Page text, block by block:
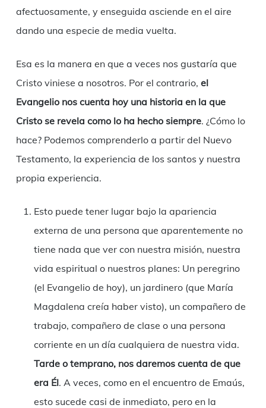
afectuosamente, y enseguida asciende en el aire
dando una especie de media vuelta.
Esa es la manera en que a veces nos gustaría que
Cristo viniese a nosotros. Por el contrario, el
Evangelio nos cuenta hoy una historia en la que
Cristo se revela como lo ha hecho siempre. ¿Cómo lo
hace? Podemos comprenderlo a partir del Nuevo
Testamento, la experiencia de los santos y nuestra
propia experiencia.
Esto puede tener lugar bajo la apariencia
externa de una persona que aparentemente no
tiene nada que ver con nuestra misión, nuestra
vida espiritual o nuestros planes: Un peregrino
(el Evangelio de hoy), un jardinero (que María
Magdalena creía haber visto), un compañero de
trabajo, compañero de clase o una persona
corriente en un día cualquiera de nuestra vida.
Tarde o temprano, nos daremos cuenta de que
era Él. A veces, como en el encuentro de Emaús,
esto sucede casi de inmediato, pero en la